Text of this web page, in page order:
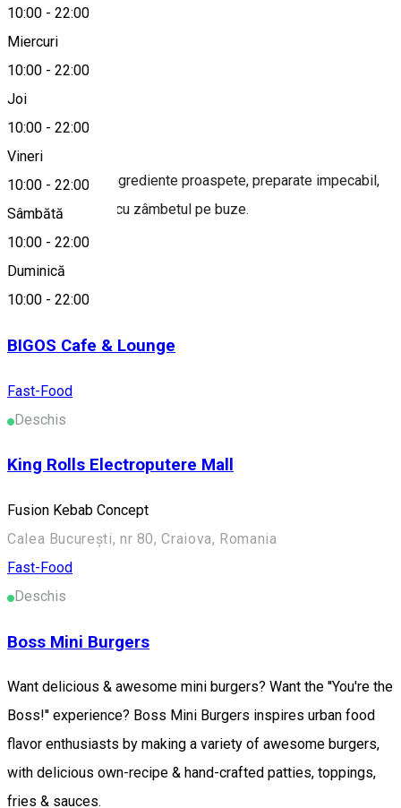
10:00 - 22:00
Miercuri
10:00 - 22:00
Joi
10:00 - 22:00
Vineri
10:00 - 22:00
Sâmbătă
10:00 - 22:00
Duminică
10:00 - 22:00
Despre
Rețete unice cu ingrediente proaspete, preparate impecabil,
totul servit rapid, cu zâmbetul pe buze.
Fast-Food
BIGOS Cafe & Lounge
Fast-Food
Deschis
King Rolls Electroputere Mall
Fusion Kebab Concept
Calea București, nr 80, Craiova, Romania
Fast-Food
Deschis
Boss Mini Burgers
Want delicious & awesome mini burgers? Want the ''You're the
Boss!'' experience? Boss Mini Burgers inspires urban food
flavor enthusiasts by making a variety of awesome burgers,
with delicious own-recipe & hand-crafted patties, toppings,
fries & sauces.